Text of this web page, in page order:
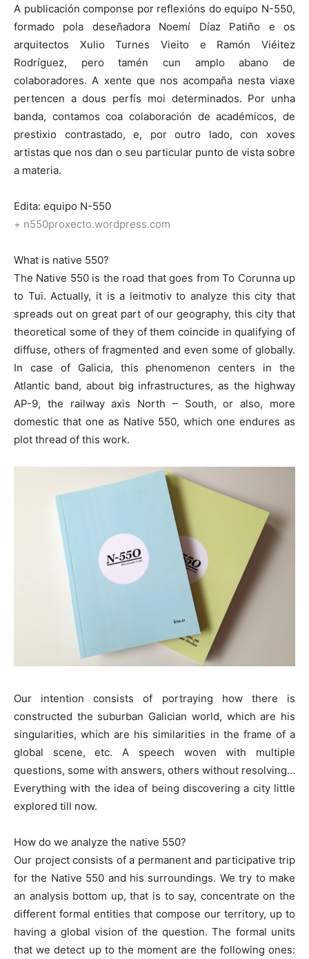
A publicación componse por reflexións do equipo N-550,
formado pola deseñadora Noemí Díaz Patiño e os
arquitectos Xulio Turnes Vieito e Ramón Viéitez
Rodríguez, pero tamén cun amplo abano de
colaboradores. A xente que nos acompaña nesta viaxe
pertencen a dous perfís moi determinados. Por unha
banda, contamos coa colaboración de académicos, de
prestixio contrastado, e, por outro lado, con xoves
artistas que nos dan o seu particular punto de vista sobre
a materia.
Edita: equipo N-550
+ n550proxecto.wordpress.com
What is native 550?
The Native 550 is the road that goes from To Corunna up
to Tui. Actually, it is a leitmotiv to analyze this city that
spreads out on great part of our geography, this city that
theoretical some of they of them coincide in qualifying of
diffuse, others of fragmented and even some of globally.
In case of Galicia, this phenomenon centers in the
Atlantic band, about big infrastructures, as the highway
AP-9, the railway axis North – South, or also, more
domestic that one as Native 550, which one endures as
plot thread of this work.
Our intention consists of portraying how there is
constructed the suburban Galician world, which are his
singularities, which are his similarities in the frame of a
global scene, etc. A speech woven with multiple
questions, some with answers, others without resolving…
Everything with the idea of being discovering a city little
explored till now.
How do we analyze the native 550?
Our project consists of a permanent and participative trip
for the Native 550 and his surroundings. We try to make
an analysis bottom up, that is to say, concentrate on the
different formal entities that compose our territory, up to
having a global vision of the question. The formal units
that we detect up to the moment are the following ones: